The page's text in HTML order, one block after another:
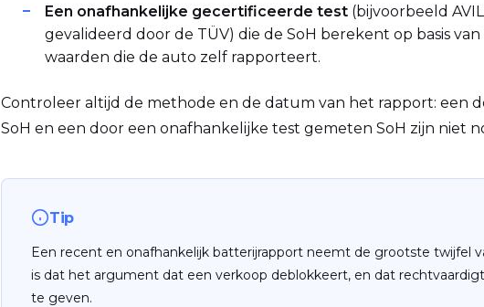
Een onafhankelijke gecertificeerde test (bijvoorbeeld
gevalideerd door de TÜV) die de SoH berekent op basis
waarden die de auto zelf rapporteert.
Controleer altijd de methode en de datum van het rapport: een
SoH en een door een onafhankelijke test gemeten SoH zijn niet
Tip
Een recent en onafhankelijk batterijrapport neemt de grootste twijfel
is dat het argument dat een verkoop deblokkeert, en dat
te geven.